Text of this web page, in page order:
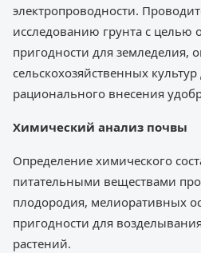
электропроводности.
исследованию грунта с целью
пригодности для земледелия,
сельскохозяйственных
рационального внесения
Химический анализ почвы
Определение химического
питательными веществами
плодородия, мелиоративных
пригодности для
растений.